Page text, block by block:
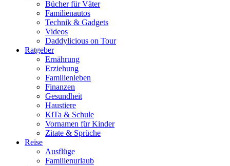
Bücher für Väter
Familienautos
Technik & Gadgets
Videos
Daddylicious on Tour
Ratgeber
Ernährung
Erziehung
Familienleben
Finanzen
Gesundheit
Haustiere
KiTa & Schule
Vornamen für Kinder
Zitate & Sprüche
Reise
Ausflüge
Familienurlaub